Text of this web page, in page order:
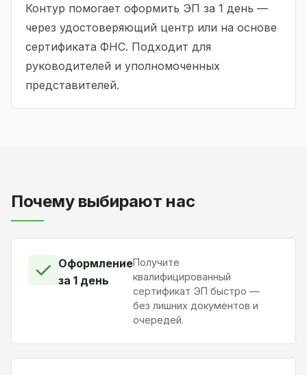
Контур помогает оформить ЭП за 1 день —
через удостоверяющий центр или на основе
сертификата ФНС. Подходит для
руководителей и уполномоченных
представителей.
Почему выбирают нас
✓ Оформление
за 1 день
Получите
квалифицированный
сертификат ЭП быстро —
без лишних документов и
очередей.